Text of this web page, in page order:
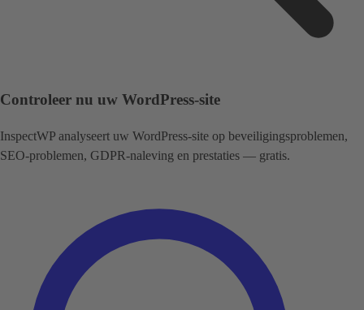
Controleer nu uw WordPress-site
InspectWP analyseert uw WordPress-site op beveiligingsproblemen,
SEO-problemen, GDPR-naleving en prestaties — gratis.